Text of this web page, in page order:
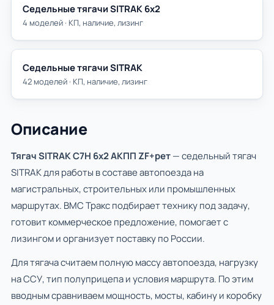
Седельные тягачи SITRAK 6х2
4 моделей · КП, наличие, лизинг
Седельные тягачи SITRAK
42 моделей · КП, наличие, лизинг
Описание
Тягач SITRAK C7H 6x2 АКПП ZF+рет— седельный тягач
SITRAK для работы в составе автопоезда на
магистральных, строительных или промышленных
маршрутах. ВМС Тракс подбирает технику под задачу,
готовит коммерческое предложение, помогает с
лизингом и организует поставку по России.
Для тягача считаем полную массу автопоезда, нагрузку
на ССУ, тип полуприцепа и условия маршрута. По этим
вводным сравниваем мощность, мосты, кабину и коробку